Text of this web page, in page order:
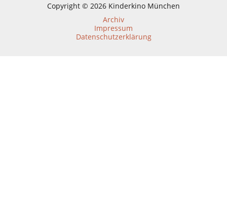
Copyright © 2026 Kinderkino München
Archiv
Impressum
Datenschutzerklärung